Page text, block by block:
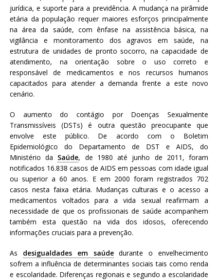
jurídica, e suporte para a previdência. A mudança na pirâmide
etária da população requer maiores esforços principalmente
na área da saúde, com ênfase na assistência básica, na
vigilância e monitoramento dos agravos em saúde, na
estrutura de unidades de pronto socorro, na capacidade de
atendimento, na orientação sobre o uso correto e
responsável de medicamentos e nos recursos humanos
capacitados para atender a demanda frente a este novo
cenário.
O aumento do contágio por Doenças Sexualmente
Transmissíveis (DSTs) é outra questão preocupante que
envolve este público. De acordo com o Boletim
Epidemiológico do Departamento de DST e AIDS, do
Ministério da Saúde, de 1980 até junho de 2011, foram
notificados 16.838 casos de AIDS em pessoas com idade igual
ou superior a 60 anos. E em 2000 foram registrados 702
casos nesta faixa etária. Mudanças culturais e o acesso a
medicamentos voltados para a vida sexual reafirmam a
necessidade de que os profissionais de saúde acompanhem
também esta questão na vida dos idosos, oferecendo
informações cruciais para a prevenção.
As desigualdades em saúdedurante o envelhecimento
sofrem a influência de determinantes sociais tais como renda
e escolaridade. Diferenças regionais e segundo a escolaridade